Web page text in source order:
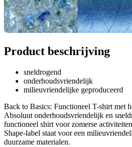
Product beschrijving
sneldrogend
onderhoudsvriendelijk
milieuvriendelijke geproduceerd
Back to Basics: Functioneel T-shirt met
Absoluut onderhoudsvriendelijk en
functioneel shirt voor zomerse
Shape-label staat voor een
duurzame materialen.